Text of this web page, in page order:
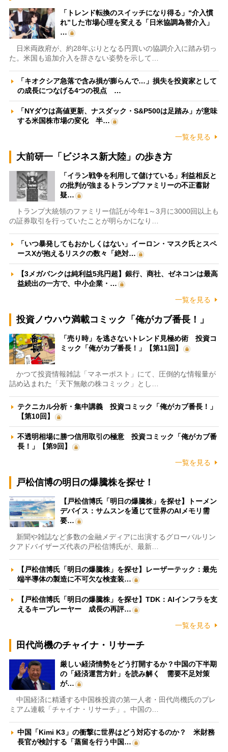
「トレンド転換のスイッチになり得る」“介入慣
れ”した市場心理を変える「日米協調為替介入」
…
日米両政府が、約28年ぶりとなる円買いの協調介入に踏み切っ
た。米国も追加介入を辞さない姿勢を示して…
「キオクシア急落で含み損が膨らんで…」損失を投資家として
の成長につなげる4つの視点 …
「NYダウは高値更新、ナスダック・S&P500は足踏み」が意味
する米国株市場の変化 半…
一覧を見る
大前研一「ビジネス新大陸」の歩き方
「イラン戦争を利用して儲けている」利益相反と
の批判が強まるトランプファミリーの不正蓄財
疑…
トランプ大統領のファミリー信託が今年1～3月に3000回以上も
の証券取引を行っていたことが明らかになり…
「いつ暴発してもおかしくはない」イーロン・マスク氏とスペ
ースXが抱えるリスクの数々「絶対…
【3メガバンクは純利益5兆円超】銀行、商社、ゼネコンは最高
益続出の一方で、中小企業・…
一覧を見る
投資ノウハウ満載コミック「俺がカブ番長！」
「売り時」を逃さないトレンド見極め術 投資コ
ミック「俺がカブ番長！」【第11回】
かつて投資情報雑誌「マネーポスト」にて、圧倒的な情報量が
詰め込まれた「天下無敵の株コミック」とし…
テクニカル分析・集中講義 投資コミック「俺がカブ番長！」
【第10回】
不透明相場に勝つ信用取引の極意 投資コミック「俺がカブ番
長！」【第9回】
一覧を見る
戸松信博の明日の爆騰株を探せ！
【戸松信博氏「明日の爆騰株」を探せ】トーメン
デバイス：サムスンを通じて世界のAIメモリ需
要…
新聞や雑誌など多数の金融メディアに出演するグローバルリン
クアドバイザーズ代表の戸松信博氏が、最新…
【戸松信博氏「明日の爆騰株」を探せ】レーザーテック：最先
端半導体の製造に不可欠な検査装…
【戸松信博氏「明日の爆騰株」を探せ】TDK：AIインフラを支
えるキープレーヤー 成長の再評…
一覧を見る
田代尚機のチャイナ・リサーチ
厳しい経済情勢をどう打開するか？中国の下半期
の「経済運営方針」を読み解く 需要不足対策
が…
中国経済に精通する中国株投資の第一人者・田代尚機氏のプレ
ミアム連載「チャイナ・リサーチ」。中国の…
中国「Kimi K3」の衝撃に世界はどう対応するのか？ 米財務
長官が検討する「蒸留を行う中国…